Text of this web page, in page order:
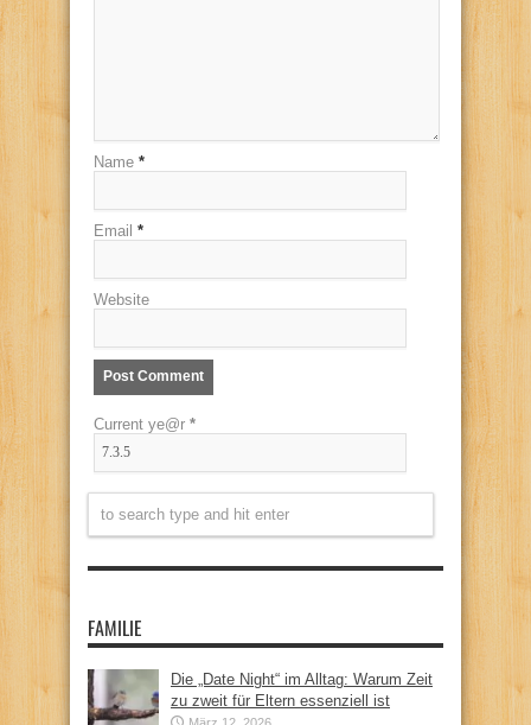
Name *
Email *
Website
Current ye@r *
FAMILIE
Die „Date Night“ im Alltag: Warum Zeit
zu zweit für Eltern essenziell ist
März 12, 2026